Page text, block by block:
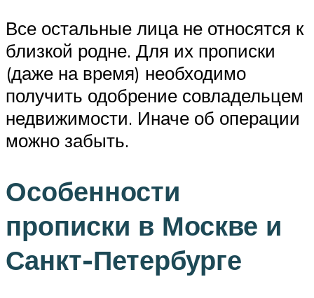
Все остальные лица не относятся к
близкой родне. Для их прописки
(даже на время) необходимо
получить одобрение совладельцем
недвижимости. Иначе об операции
можно забыть.
Особенности
прописки в Москве и
Санкт-Петербурге